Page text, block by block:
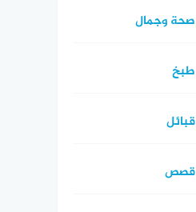
صحة وجمال
طبخ
قبائل
قصص